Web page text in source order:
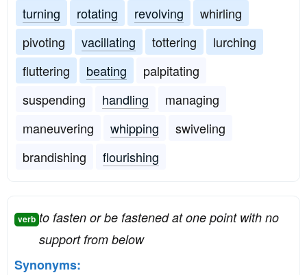
turning
rotating revolving
whirling
pivoting
vacillating tottering
lurching
fluttering
beating
palpitating
suspending
handling
managing
maneuvering
whipping
swiveling
brandishing
flourishing
verb to fasten or be fastened at one point with no
support from below
Synonyms: